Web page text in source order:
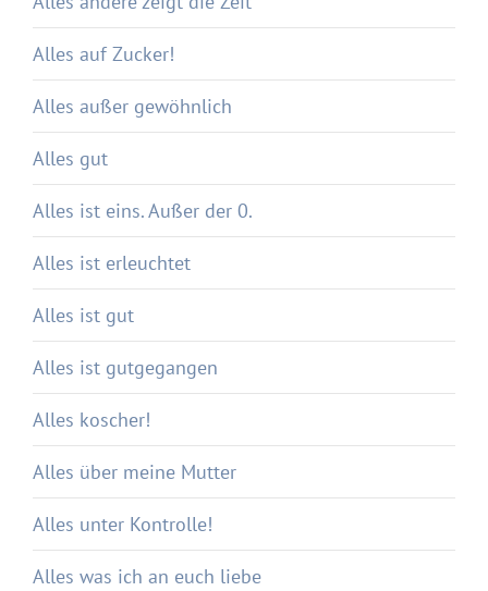
Alles auf Zucker!
Alles außer gewöhnlich
Alles gut
Alles ist eins. Außer der 0.
Alles ist erleuchtet
Alles ist gut
Alles ist gutgegangen
Alles koscher!
Alles über meine Mutter
Alles unter Kontrolle!
Alles was ich an euch liebe